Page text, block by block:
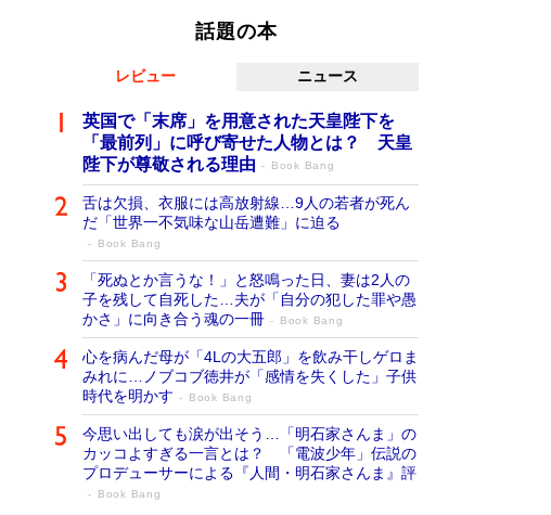
話題の本
レビュー ニュース
英国で「末席」を用意された天皇陛下を
「最前列」に呼び寄せた人物とは？ 天皇
陛下が尊敬される理由
Book Bang
舌は欠損、衣服には高放射線…9人の若者が死ん
だ「世界一不気味な山岳遭難」に迫る
Book Bang
「死ぬとか言うな！」と怒鳴った日、妻は2人の
子を残して自死した…夫が「自分の犯した罪や愚
かさ」に向き合う魂の一冊
Book Bang
心を病んだ母が「4Lの大五郎」を飲み干しゲロま
みれに…ノブコブ徳井が「感情を失くした」子供
時代を明かす
Book Bang
今思い出しても涙が出そう…「明石家さんま」の
カッコよすぎる一言とは？ 「電波少年」伝説の
プロデューサーによる『人間・明石家さんま』評
Book Bang